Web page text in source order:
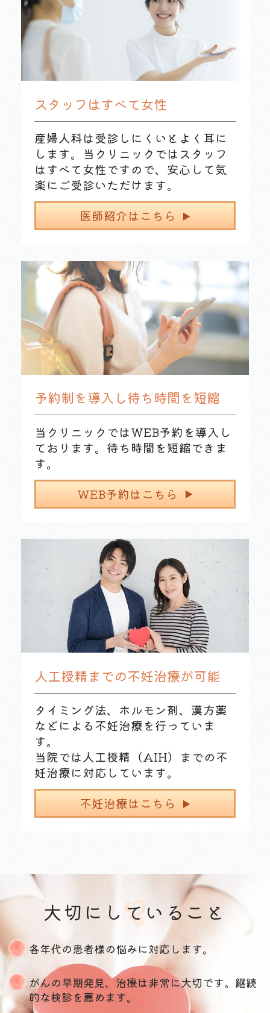
スタッフはすべて女性
産婦人科は受診しにくいとよく耳に
します。当クリニックではスタッフ
はすべて女性ですので、安心して気
楽にご受診いただけます。
医師紹介はこちら
予約制を導入し待ち時間を短縮
当クリニックではWEB予約を導入し
ております。待ち時間を短縮できま
す。
WEB予約はこちら
人工授精までの不妊治療が可能
タイミング法、ホルモン剤、漢方薬
などによる不妊治療を行っていま
す。
当院では人工授精（AIH）までの不
妊治療に対応しています。
不妊治療はこちら
大切にしていること
各年代の患者様の悩みに対応します。
がんの早期発見、治療は非常に大切です。継続
的な検診を薦めます。